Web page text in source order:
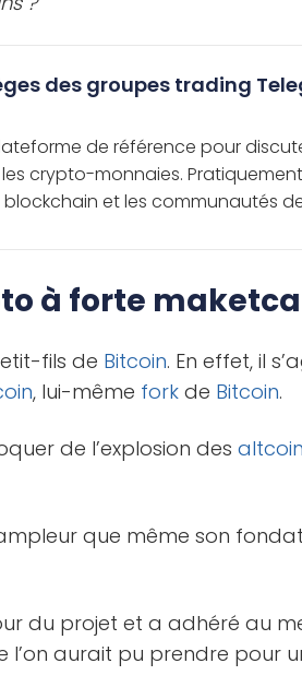
des groupes trading
de référence pour
crypto-monnaies.
et les communautés
à forte
fils de Bitcoin. En effet, il
, lui-même fork de Bitcoin.
de l’explosion des
que même son
du projet et a adhéré au
l’on aurait pu prendre pour